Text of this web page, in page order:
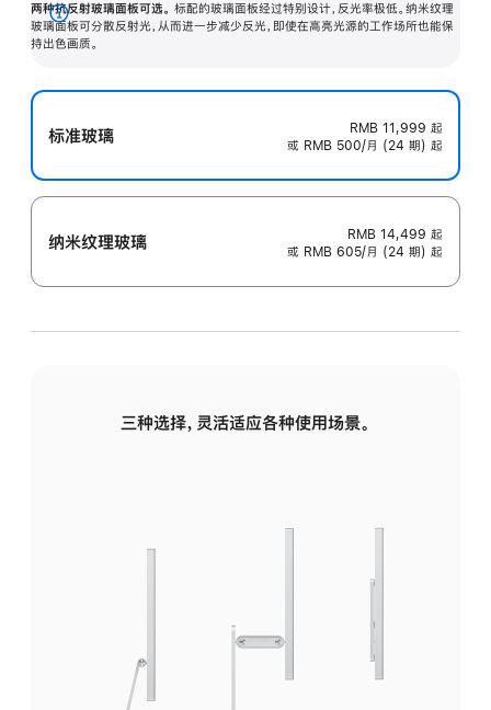
两种抗反射玻璃面板可选。 标配的玻璃面板经过特别设计，反光率极低。纳米纹理
玻璃面板可分散反射光，从而进一步减少反光，即使在高亮光源的工作场所也能保
持出色画质。
展
开
标准玻璃 RMB 11,999 起
或 RMB 500/月 (24 期) 起
纳米纹理玻璃 RMB 14,499 起
或 RMB 605/月 (24 期) 起
三种选择，灵活适应各种使用场景。